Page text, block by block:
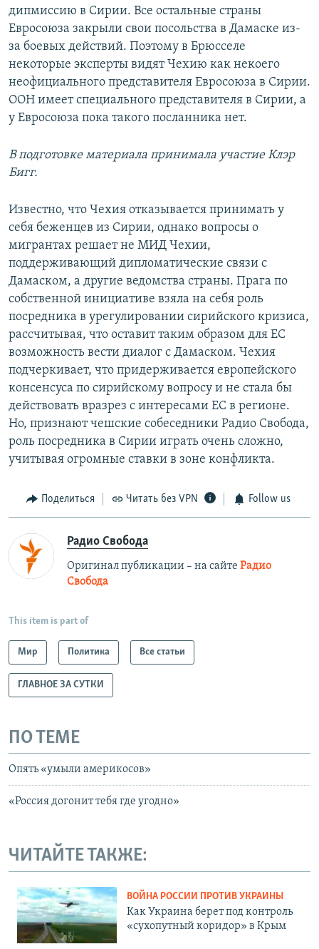
дипмиссию в Сирии. Все остальные страны
Евросоюза закрыли свои посольства в Дамаске из-
за боевых действий. Поэтому в Брюсселе
некоторые эксперты видят Чехию как некоего
неофициального представителя Евросоюза в Сирии.
ООН имеет специального представителя в Сирии, а
у Евросоюза пока такого посланника нет.
В подготовке материала принимала участие Клэр
Бигг.
Известно, что Чехия отказывается принимать у
себя беженцев из Сирии, однако вопросы о
мигрантах решает не МИД Чехии,
поддерживающий дипломатические связи с
Дамаском, а другие ведомства страны. Прага по
собственной инициативе взяла на себя роль
посредника в урегулировании сирийского кризиса,
рассчитывая, что оставит таким образом для ЕС
возможность вести диалог с Дамаском. Чехия
подчеркивает, что придерживается европейского
консенсуса по сирийскому вопросу и не стала бы
действовать вразрез с интересами ЕС в регионе.
Но, признают чешские собеседники Радио Свобода,
роль посредника в Сирии играть очень сложно,
учитывая огромные ставки в зоне конфликта.
Поделиться Читать без VPN Follow us
Радио Свобода
Оригинал публикации – на сайте Радио
Свобода
This item is part of
Мир Политика Все статьи
ГЛАВНОЕ ЗА СУТКИ
ПО ТЕМЕ
Опять «умыли америкосов»
«Россия догонит тебя где угодно»
ЧИТАЙТЕ ТАКЖЕ:
ВОЙНА РОССИИ ПРОТИВ УКРАИНЫ
Как Украина берет под контроль
«сухопутный коридор» в Крым